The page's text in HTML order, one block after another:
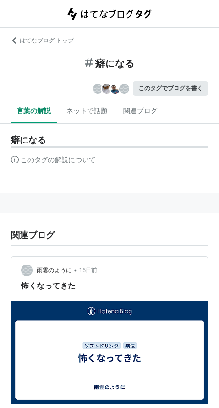
はてなブログ トップ
癖になる
このタグでブログを書く
言葉の解説 ネットで話題 関連ブログ
癖になる
このタグの解説について
関連ブログ
雨雲のように • 15日前
怖くなってきた